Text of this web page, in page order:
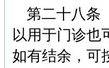
第二十八条
以用于门诊也
如有结余，可